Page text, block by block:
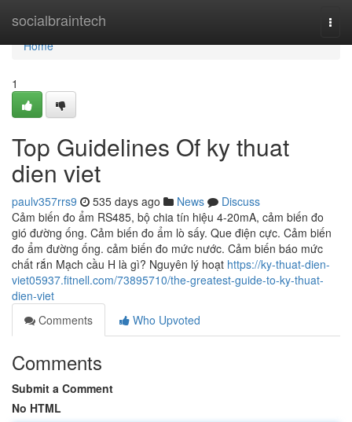
socialbraintech
Home
Home
1
Top Guidelines Of ky thuat
dien viet
paulv357rrs9 535 days ago News
Discuss
Cảm biến đo ẩm RS485, bộ chia tín hiệu 4-20mA, cảm biến đo
gió đường ống. Cảm biến đo ẩm lò sấy. Que điện cực. Cảm biến
đo ẩm đường ống. cảm biến đo mức nước. Cảm biến báo mức
chất rắn Mạch cầu H là gì? Nguyên lý hoạt https://ky-thuat-dien-
viet05937.fitnell.com/73895710/the-greatest-guide-to-ky-thuat-
dien-viet
Comments
Who Upvoted
Comments
Submit a Comment
No HTML